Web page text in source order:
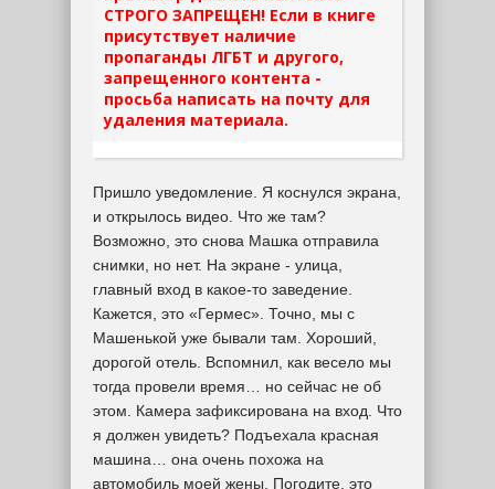
СТРОГО ЗАПРЕЩЕН! Если в книге
присутствует наличие
пропаганды ЛГБТ и другого,
запрещенного контента -
просьба написать на почту для
удаления материала.
Пришло уведомление. Я коснулся экрана,
и открылось видео. Что же там?
Возможно, это снова Машка отправила
снимки, но нет. На экране - улица,
главный вход в какое-то заведение.
Кажется, это «Гермес». Точно, мы с
Машенькой уже бывали там. Хороший,
дорогой отель. Вспомнил, как весело мы
тогда провели время… но сейчас не об
этом. Камера зафиксирована на вход. Что
я должен увидеть? Подъехала красная
машина… она очень похожа на
автомобиль моей жены. Погодите, это